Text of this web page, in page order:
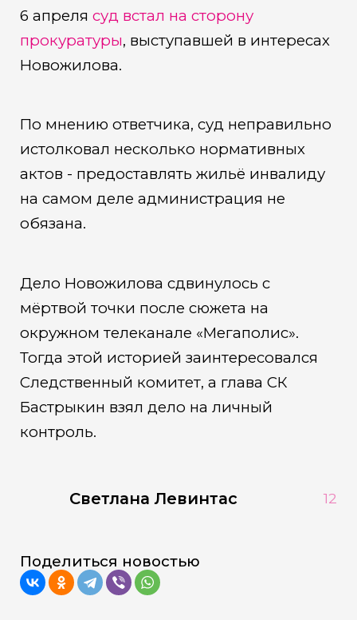
6 апреля суд встал на сторону
прокуратуры, выступавшей в интересах
Новожилова.
По мнению ответчика, суд неправильно
истолковал несколько нормативных
актов - предоставлять жильё инвалиду
на самом деле администрация не
обязана.
Дело Новожилова сдвинулось с
мёртвой точки после сюжета на
окружном телеканале «Мегаполис».
Тогда этой историей заинтересовался
Следственный комитет, а глава СК
Бастрыкин взял дело на личный
контроль.
Светлана Левинтас 12
Поделиться новостью